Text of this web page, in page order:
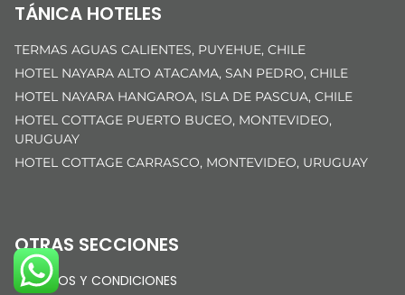
TÁNICA HOTELES
TERMAS AGUAS CALIENTES, PUYEHUE, CHILE
HOTEL NAYARA ALTO ATACAMA, SAN PEDRO, CHILE
HOTEL NAYARA HANGAROA, ISLA DE PASCUA, CHILE
HOTEL COTTAGE PUERTO BUCEO, MONTEVIDEO,
URUGUAY
HOTEL COTTAGE CARRASCO, MONTEVIDEO, URUGUAY
OTRAS SECCIONES
TÉRMINOS Y CONDICIONES